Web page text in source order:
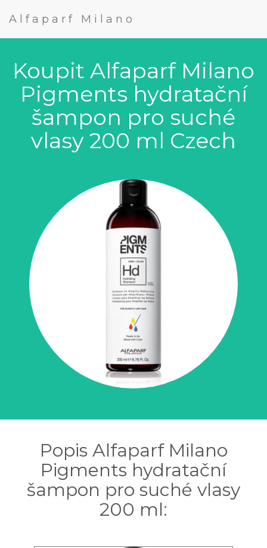
Alfaparf Milano
Koupit Alfaparf Milano
Pigments hydratační
šampon pro suché
vlasy 200 ml Czech
Popis Alfaparf Milano
Pigments hydratační
šampon pro suché vlasy
200 ml: